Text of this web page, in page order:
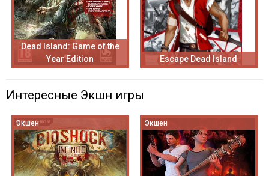
Dead Island: Game of the
Year Edition
Escape Dead Island
Интересные Экшн игры
Экшен Экшен